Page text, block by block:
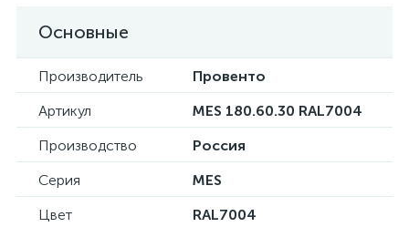
Основные
Производитель
Провенто
Артикул
MES 180.60.30 RAL7004
Производство
Россия
Серия
MES
Цвет
RAL7004